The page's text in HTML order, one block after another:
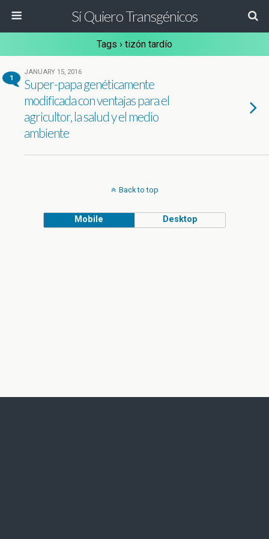
Sí Quiero Transgénicos
Tags › tizón tardío
1
JANUARY 15, 2016
Super-papa genéticamente
modificada con ventajas para el
agricultor, la salud y el medio
ambiente
Back to top
Mobile Desktop